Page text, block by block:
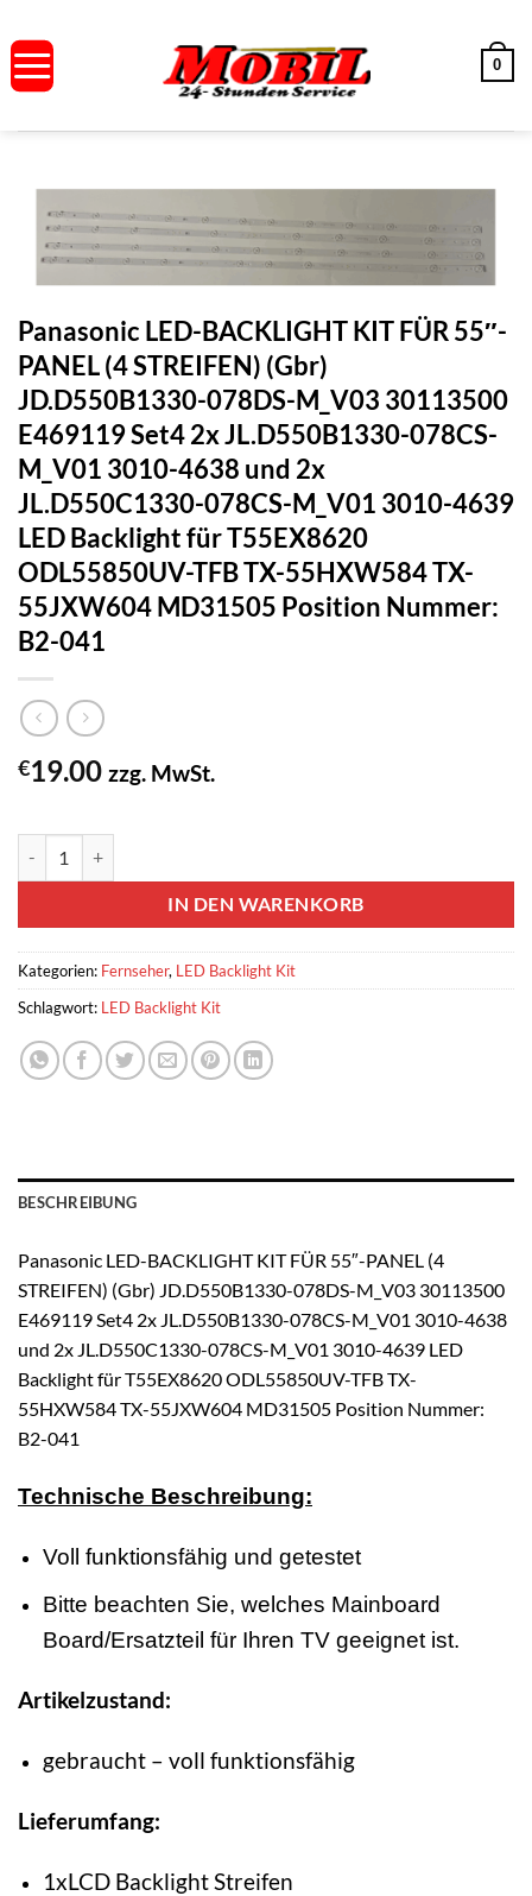
Inhalt
springen
0
Panasonic LED-BACKLIGHT KIT FÜR 55″-
PANEL (4 STREIFEN) (Gbr)
JD.D550B1330-078DS-M_V03 30113500
E469119 Set4 2x JL.D550B1330-078CS-
M_V01 3010-4638 und 2x
JL.D550C1330-078CS-M_V01 3010-4639
LED Backlight für T55EX8620
ODL55850UV-TFB TX-55HXW584 TX-
55JXW604 MD31505 Position Nummer:
B2-041
€19.00 zzg. MwSt.
IN DEN WARENKORB
Kategorien: Fernseher, LED Backlight Kit
Schlagwort: LED Backlight Kit
BESCHREIBUNG
Panasonic LED-BACKLIGHT KIT FÜR 55″-PANEL (4
STREIFEN) (Gbr) JD.D550B1330-078DS-M_V03 30113500
E469119 Set4 2x JL.D550B1330-078CS-M_V01 3010-4638
und 2x JL.D550C1330-078CS-M_V01 3010-4639 LED
Backlight für T55EX8620 ODL55850UV-TFB TX-
55HXW584 TX-55JXW604 MD31505 Position Nummer:
B2-041
Technische Beschreibung:
Voll funktionsfähig und getestet
Bitte beachten Sie, welches Mainboard
Board/Ersatzteil für Ihren TV geeignet ist.
Artikelzustand:
gebraucht – voll funktionsfähig
Lieferumfang:
1xLCD Backlight Streifen